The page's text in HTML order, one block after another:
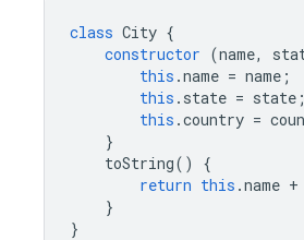
class City {
constructor (name,
this .name = name ;
this . state = state ;
this .country =
}
toString()
{
return this .name +
}
}